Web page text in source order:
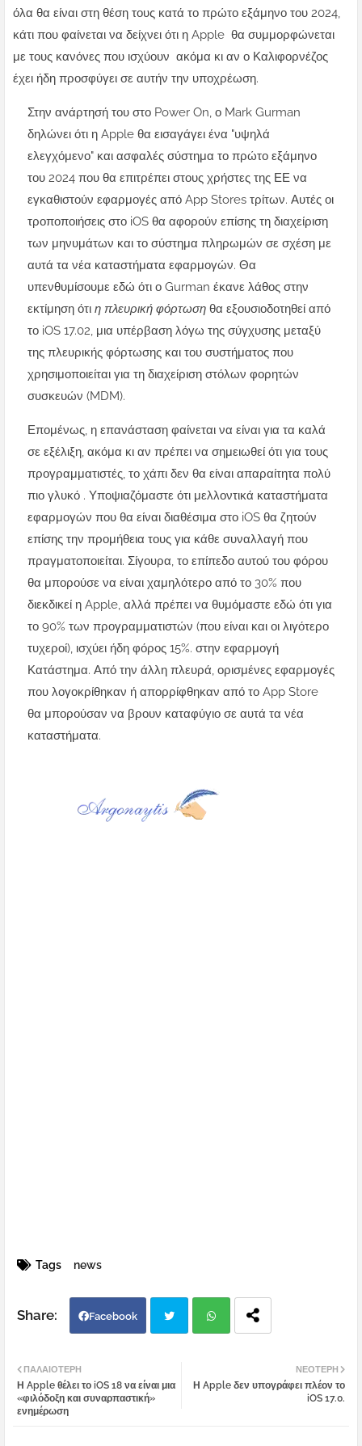
όλα θα είναι στη θέση τους κατά το πρώτο εξάμηνο του 2024,
κάτι που φαίνεται να δείχνει ότι η Apple θα συμμορφώνεται
με τους κανόνες που ισχύουν ακόμα κι αν ο Καλιφορνέζος
έχει ήδη προσφύγει σε αυτήν την υποχρέωση.
Στην ανάρτησή του στο Power On, ο Mark Gurman
δηλώνει ότι η Apple θα εισαγάγει ένα "υψηλά
ελεγχόμενο" και ασφαλές σύστημα το πρώτο εξάμηνο
του 2024 που θα επιτρέπει στους χρήστες της ΕΕ να
εγκαθιστούν εφαρμογές από App Stores τρίτων. Αυτές οι
τροποποιήσεις στο iOS θα αφορούν επίσης τη διαχείριση
των μηνυμάτων και το σύστημα πληρωμών σε σχέση με
αυτά τα νέα καταστήματα εφαρμογών. Θα
υπενθυμίσουμε εδώ ότι ο Gurman έκανε λάθος στην
εκτίμηση ότι η πλευρική φόρτωση θα εξουσιοδοτηθεί από
το iOS 17.02, μια υπέρβαση λόγω της σύγχυσης μεταξύ
της πλευρικής φόρτωσης και του συστήματος που
χρησιμοποιείται για τη διαχείριση στόλων φορητών
συσκευών (MDM).
Επομένως, η επανάσταση φαίνεται να είναι για τα καλά
σε εξέλιξη, ακόμα κι αν πρέπει να σημειωθεί ότι για τους
προγραμματιστές, το χάπι δεν θα είναι απαραίτητα πολύ
πιο γλυκό . Υποψιαζόμαστε ότι μελλοντικά καταστήματα
εφαρμογών που θα είναι διαθέσιμα στο iOS θα ζητούν
επίσης την προμήθεια τους για κάθε συναλλαγή που
πραγματοποιείται. Σίγουρα, το επίπεδο αυτού του φόρου
θα μπορούσε να είναι χαμηλότερο από το 30% που
διεκδικεί η Apple, αλλά πρέπει να θυμόμαστε εδώ ότι για
το 90% των προγραμματιστών (που είναι και οι λιγότερο
τυχεροί), ισχύει ήδη φόρος 15%. στην εφαρμογή
Κατάστημα. Από την άλλη πλευρά, ορισμένες εφαρμογές
που λογοκρίθηκαν ή απορρίφθηκαν από το App Store
θα μπορούσαν να βρουν καταφύγιο σε αυτά τα νέα
καταστήματα.
Tags news
Facebook
tter atsa
ΝΕΌΤΕΡΗ
Η Apple δεν υπογράφει πλέον το
iOS 17.0.
ΠΑΛΑΙΌΤΕΡΗ
Η Apple θέλει το iOS 18 να είναι μια
«φιλόδοξη και συναρπαστική»
ενημέρωση